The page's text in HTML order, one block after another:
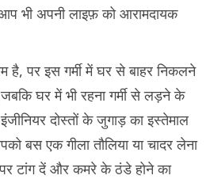
भी अपनी लाइफ़ को आरामदायक
है, पर इस गर्मी में घर से बाहर निकलने
घर में भी रहना गर्मी से लड़ने के
दोस्तों के जुगाड़ का इस्तेमाल
बस एक गीला तौलिया या चादर लेना
टांग दें और कमरे के ठंडे होने का